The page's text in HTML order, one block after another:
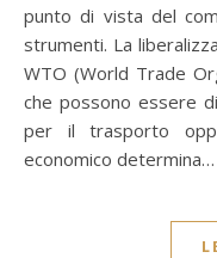
punto di vista del
strumenti. La
WTO (World Trade
che possono essere
per il trasporto
economico determina…